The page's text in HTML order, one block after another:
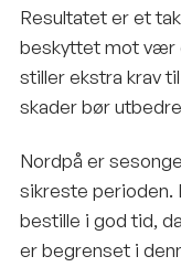
Resultatet er et
beskyttet mot vær
stiller ekstra krav
skader bør
Nordpå er
sikreste perioden.
bestille i god tid,
er begrenset i